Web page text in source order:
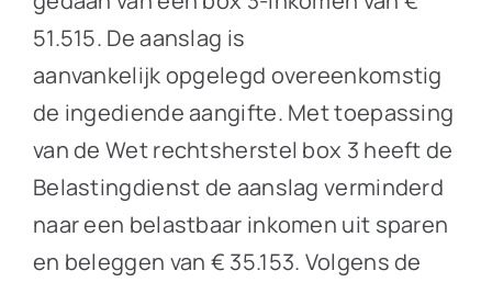
51.515. De aanslag is
aanvankelijk opgelegd overeenkomstig
de ingediende aangifte. Met toepassing
van de Wet rechtsherstel box 3 heeft de
Belastingdienst de aanslag verminderd
naar een belastbaar inkomen uit sparen
en beleggen van € 35.153. Volgens de